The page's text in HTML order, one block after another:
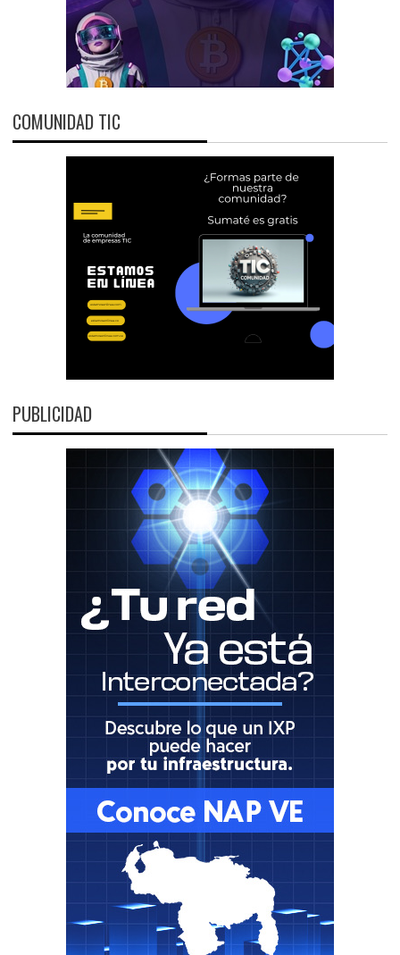
COMUNIDAD TIC
PUBLICIDAD